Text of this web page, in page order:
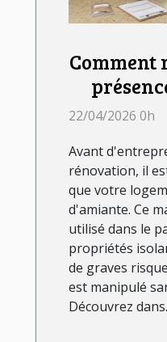
Comment
avant
22/04/2026 0h
Avant
rénovation, il
que votre
d'amiante. Ce
utilisé dans le
propriétés
de graves
est manipulé
Découvrez